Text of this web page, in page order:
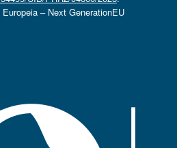
– Next GenerationEU